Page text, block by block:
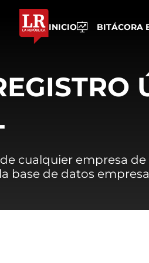
INICIO BITÁCORA
cualquier empresa
base de datos